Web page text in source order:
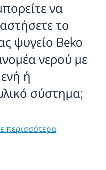
να
το
ψυγείο Beko
νερού με
ή
σύστημα;
περισσότερα